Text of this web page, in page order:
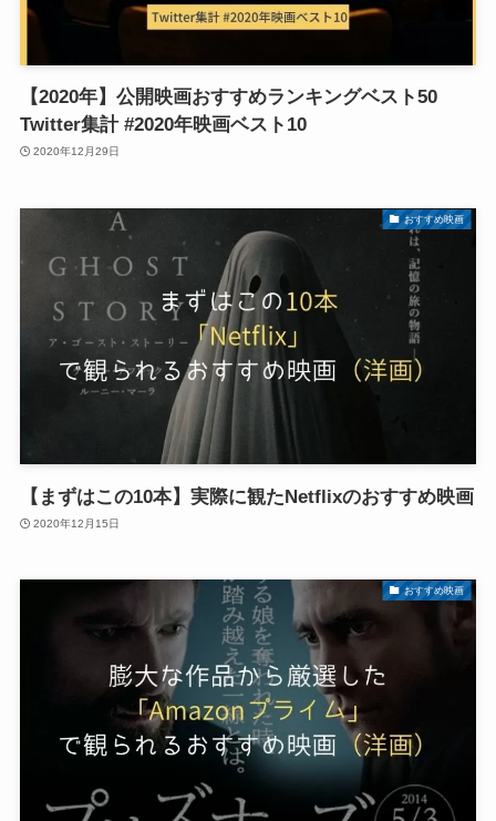
【2020年】公開映画おすすめランキングベスト50
Twitter集計 #2020年映画ベスト10
2020年12月29日
おすすめ映画
【まずはこの10本】実際に観たNetflixのおすすめ映画
2020年12月15日
おすすめ映画